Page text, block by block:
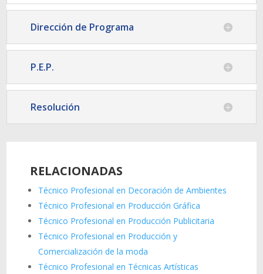
Dirección de Programa
P.E.P.
Resolución
RELACIONADAS
Técnico Profesional en Decoración de Ambientes
Técnico Profesional en Producción Gráfica
Técnico Profesional en Producción Publicitaria
Técnico Profesional en Producción y
Comercialización de la moda
Técnico Profesional en Técnicas Artísticas